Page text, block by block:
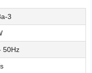
3
50Hz